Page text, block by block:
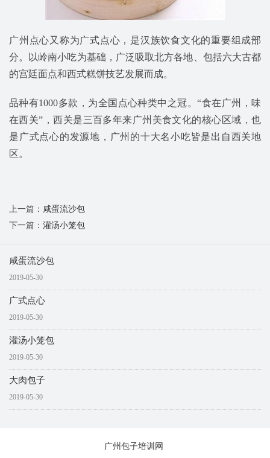
广州点心又称为广式点心，是汉族饮食文化的重要组成部
分。以岭南小吃为基础，广泛吸取北方各地、包括六大古都
的宫廷面点和西式糕饼技艺发展而成。
品种有1000多款，为全国点心种类中之冠。“食在广州，味
在西关”，西关是三百多年来广州美食文化的核心区域，也
是广式点心的发源地，广州的十大名小吃皆是出自西关地
区。
上一篇： 咸蛋流沙包
下一篇： 灌汤小笼包
咸蛋流沙包
2019-05-30
广式点心
2019-05-30
灌汤小笼包
2019-05-30
大肉包子
2019-05-30
广州包子培训网